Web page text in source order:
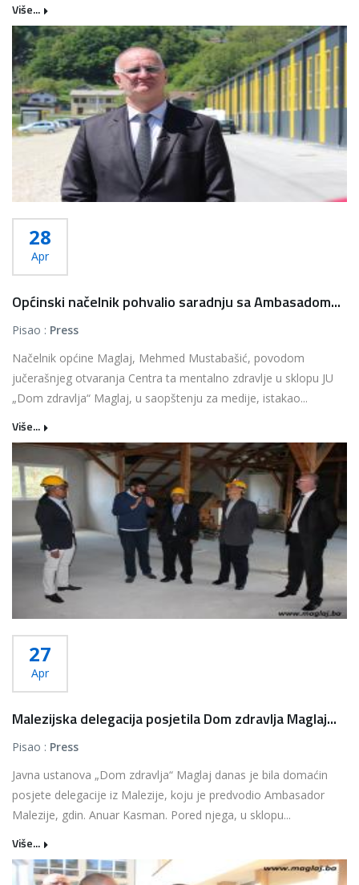
Više...
28
Apr
Općinski načelnik pohvalio saradnju sa Ambasadom...
Pisao : Press
Načelnik općine Maglaj, Mehmed Mustabašić, povodom
jučerašnjeg otvaranja Centra ta mentalno zdravlje u sklopu JU
„Dom zdravlja“ Maglaj, u saopštenju za medije, istakao...
Više...
27
Apr
Malezijska delegacija posjetila Dom zdravlja Maglaj...
Pisao : Press
Javna ustanova „Dom zdravlja“ Maglaj danas je bila domaćin
posjete delegacije iz Malezije, koju je predvodio Ambasador
Malezije, gdin. Anuar Kasman. Pored njega, u sklopu...
Više...